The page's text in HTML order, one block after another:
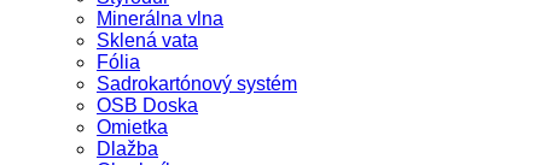
Minerálna vlna
Sklená vata
Fólia
Sadrokartónový systém
OSB Doska
Omietka
Dlažba